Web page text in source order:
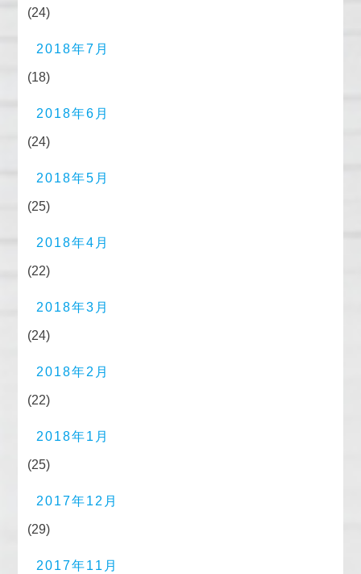
(24)
2018年7月
(18)
2018年6月
(24)
2018年5月
(25)
2018年4月
(22)
2018年3月
(24)
2018年2月
(22)
2018年1月
(25)
2017年12月
(29)
2017年11月